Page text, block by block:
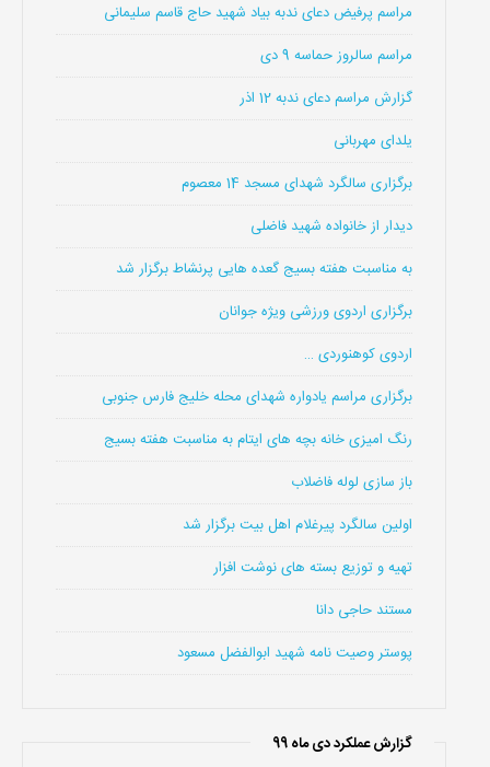
مراسم پرفیض دعای ندبه بیاد شهید حاج قاسم سلیمانی
مراسم سالروز حماسه 9 دی
گزارش مراسم دعای ندبه 12 اذر
یلدای مهربانی
برگزاری سالگرد شهدای مسجد 14 معصوم
دیدار از خانواده شهید فاضلی
به مناسبت هفته بسیج گعده هایی پرنشاط برگزار شد
برگزاری اردوی ورزشی ویژه جوانان
اردوی کوهنوردی …
برگزاری مراسم یادواره شهدای محله خلیج فارس جنوبی
رنگ امیزی خانه بچه های ایتام به مناسبت هفته بسیج
باز سازی لوله فاضلاب
اولین سالگرد پیرغلام اهل بیت برگزار شد
تهیه و توزیع بسته های نوشت افزار
مستند حاجی دانا
پوستر وصیت نامه شهید ابوالفضل مسعود
گزارش عملکرد دی ماه 99